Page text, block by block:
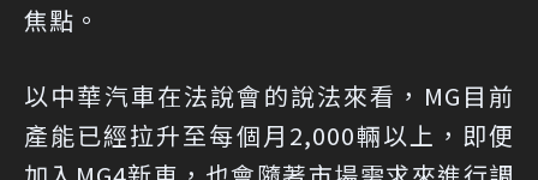
焦點。
以中華汽車在法說會的說法來看，MG目前
產能已經拉升至每個月2,000輛以上，即便